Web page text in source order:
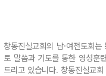
창동진실교회의 남·여전도회
로 말씀과 기도를 통한 영성훈
드리고 있습니다. 창동진실교